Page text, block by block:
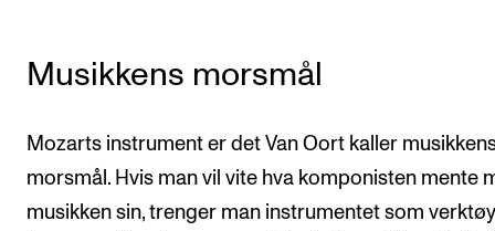
Musikkens morsmål
Mozarts instrument er det Van Oort kaller
morsmål. Hvis man vil vite hva komponisten mente
musikken sin, trenger man instrumentet som